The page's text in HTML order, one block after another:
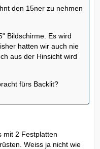
den 15ner zu nehmen
Bildschirme. Es wird
hatten wir auch nie
aus der Hinsicht wird
fürs Backlit?
mit 2 Festplatten
Weiss ja nicht wie